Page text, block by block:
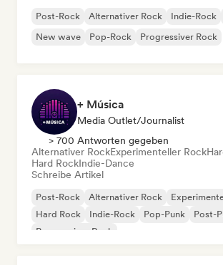
Post-Rock Alternativer Rock Indie-Rock
New wave
Pop-Rock Progressiver Rock
+ Música
Media Outlet/Journalist
> 700 Antworten gegeben
Alternativer RockExperimenteller Rock
Hard RockIndie-Dance
Schreibe Artikel
Post-Rock Alternativer Rock
Hard Rock
Indie-Rock Pop-Punk
Post-
Progressiver Rock